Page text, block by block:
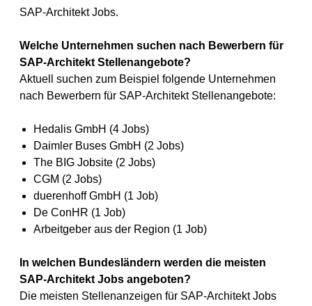
SAP-Architekt Jobs.
Welche Unternehmen suchen nach Bewerbern für
SAP-Architekt Stellenangebote?
Aktuell suchen zum Beispiel folgende Unternehmen
nach Bewerbern für SAP-Architekt Stellenangebote:
Hedalis GmbH (4 Jobs)
Daimler Buses GmbH (2 Jobs)
The BIG Jobsite (2 Jobs)
CGM (2 Jobs)
duerenhoff GmbH (1 Job)
De ConHR (1 Job)
Arbeitgeber aus der Region (1 Job)
In welchen Bundesländern werden die meisten
SAP-Architekt Jobs angeboten?
Die meisten Stellenanzeigen für SAP-Architekt Jobs